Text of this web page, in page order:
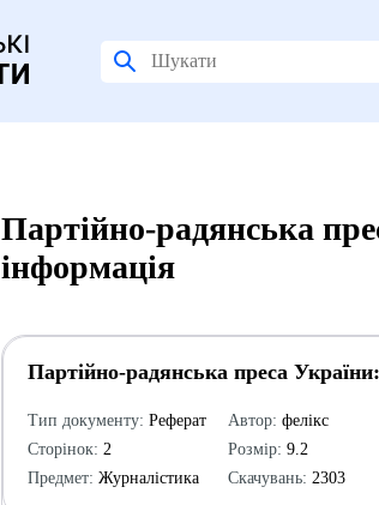
Партійно-радянська
інформація
Партійно-радянська преса
Тип документу: Реферат
Сторінок: 2
Предмет: Журналістика
Автор: фелікс
Розмір: 9.2
Скачувань: 2303